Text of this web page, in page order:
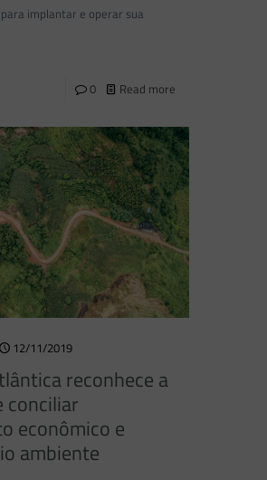
implantar e operar sua
0 Read more
12/11/2019
reconhece a
conciliar
econômico e
ambiente